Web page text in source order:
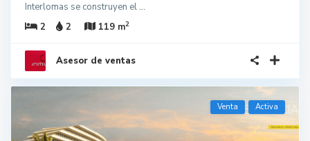
Interlomas se construyen el...
2
2 119 m2
Asesor de ventas
Venta Activa